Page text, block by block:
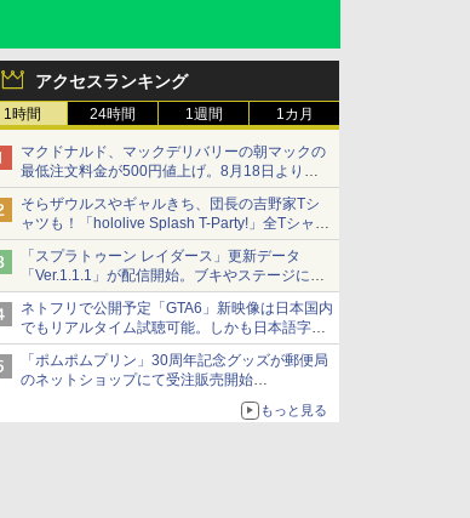
アクセスランキング
1時間 24時間 1週間 1カ月
マクドナルド、マックデリバリーの朝マックの
最低注文料金が500円値上げ。8月18日より
1,500円から受付
そらザウルスやギャルきち、団長の吉野家Tシ
ャツも！「hololive Splash T-Party!」全Tシャツ
ラインナップ公開＆オンライン販売開始
「スプラトゥーン レイダース」更新データ
「Ver.1.1.1」が配信開始。ブキやステージに関
する不具合を修正
ネトフリで公開予定「GTA6」新映像は日本国内
でもリアルタイム試聴可能。しかも日本語字幕
付き
Netflixから公式回答あり
「ポムポムプリン」30周年記念グッズが郵便局
のネットショップにて受注販売開始
「おもちもちもちクッション」など今年だけの
もっと見る